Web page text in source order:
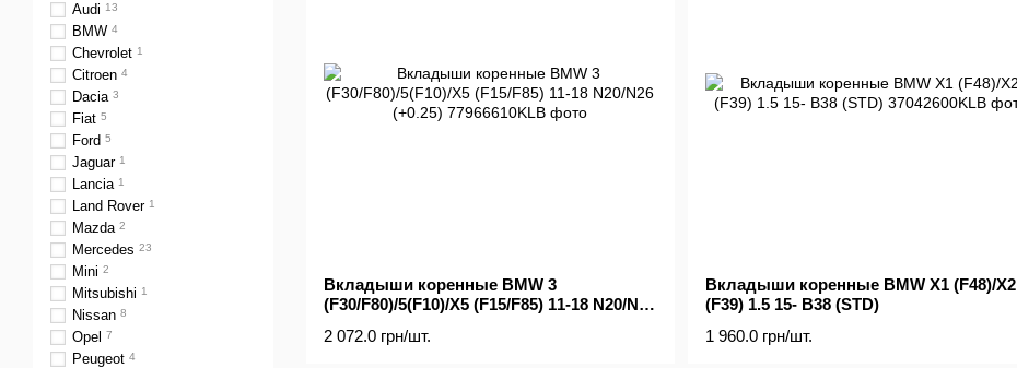
Вкладыши коренные BMW 3
(F30/F80)/5(F10)/X5 (F15/F85) 11-18 N20/N26
2 072.0 грн/шт.
Вкладыши коренные BMW X1 (F48)/X2
(F39) 1.5 15- B38 (STD)
1 960.0 грн/шт.
Audi 13
BMW 4
Chevrolet 1
Citroen 4
Dacia 3
Fiat 5
Ford 5
Jaguar 1
Lancia 1
Land Rover 1
Mazda 2
Mercedes 23
Mini 2
Mitsubishi 1
Nissan 8
Opel 7
Peugeot 4